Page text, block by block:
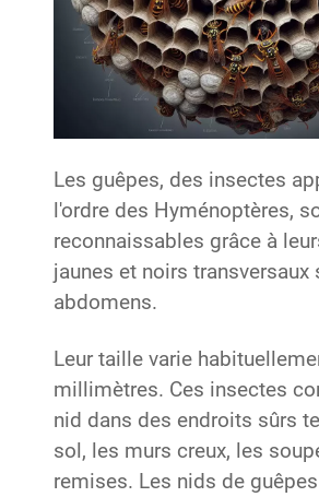
Les guêpes, des insectes
l'ordre des Hyménoptères,
reconnaissables grâce à
jaunes et noirs transversaux
abdomens.
Leur taille varie
millimètres. Ces insectes
nid dans des endroits sûrs
sol, les murs creux, les
remises. Les nids de